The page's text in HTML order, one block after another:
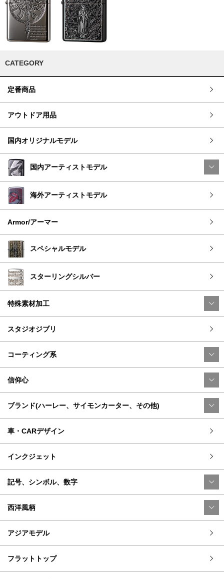
CATEGORY
定番商品
アウトドア用品
国内オリジナルモデル
国内アーティストモデル
海外アーティストモデル
Armor/アーマー
スペシャルモデル
スターリングシルバー
特殊素材加工
スタジオジブリ
コーティング系
信仰心
ブランド(ハーレー、サイモンカーター、その他)
車・CARデザイン
インクジェット
記号、シンボル、数字
西洋風柄
アジアモデル
フラットトップ